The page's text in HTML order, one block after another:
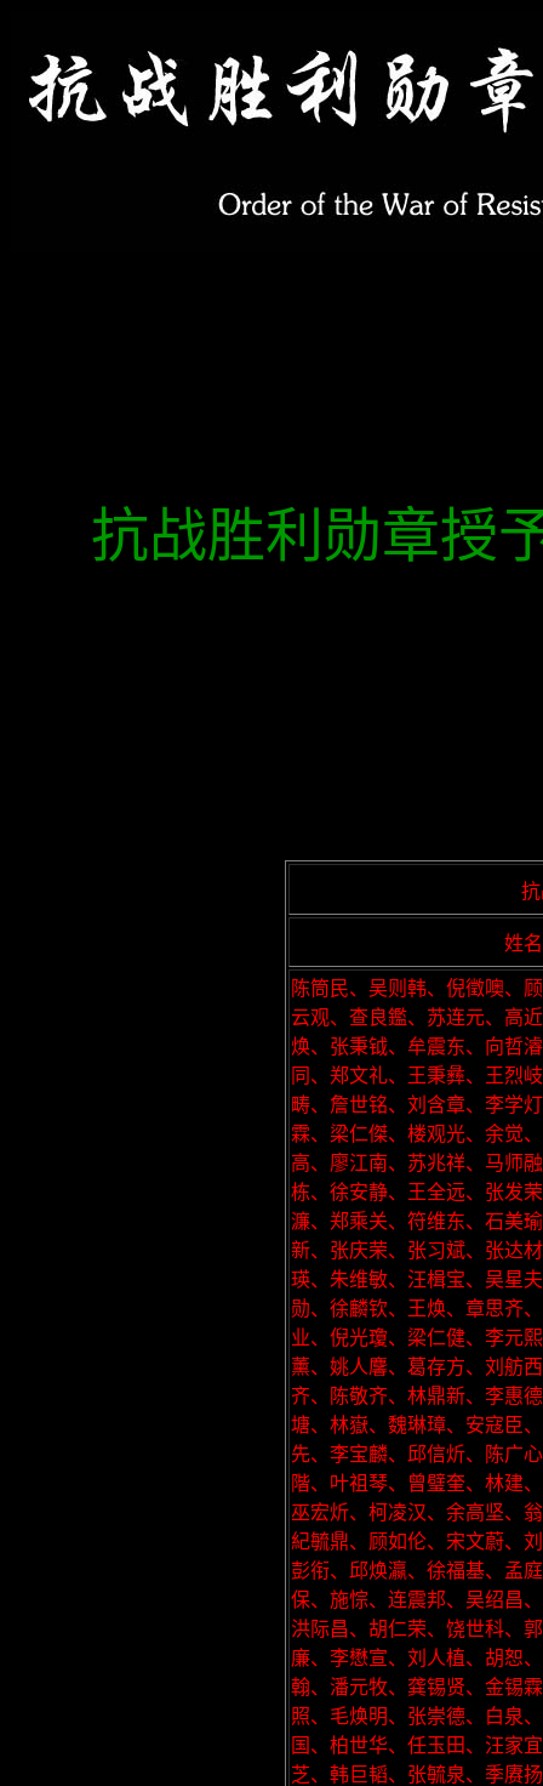
抗战胜利勋章授
姓名
陈筒民、吴则韩、倪徵噢、
云观、查良鑑、苏连元、高
焕、张秉钺、牟震东、向哲
同、郑文礼、王秉彝、王烈
畴、詹世铭、刘含章、李学
霖、梁仁傑、楼观光、余觉
高、廖江南、苏兆祥、马师
栋、徐安静、王全远、张发
濂、郑乘关、符维东、石美
新、张庆荣、张习斌、张达
瑛、朱维敏、汪楫宝、吴星
勋、徐麟钦、王焕、章思齐
业、倪光瓊、梁仁健、李元
薰、姚人麘、葛存方、刘舫
齐、陈敬齐、林鼎新、李惠
塘、林嶽、魏琳璋、安寇臣
先、李宝麟、邱信炘、陈广
階、叶祖琴、曾璧奎、林建
巫宏炘、柯凌汉、余高坚、
紀毓鼎、顾如伦、宋文蔚、
彭衔、邱焕瀛、徐福基、孟
保、施悰、连震邦、吴绍昌
洪际昌、胡仁荣、饶世科、
廉、李懋宣、刘人植、胡恕
翰、潘元牧、龚锡贤、金锡
照、毛焕明、张崇德、白泉
国、柏世华、任玉田、汪家
芝、韩巨韬、张毓泉、季赓